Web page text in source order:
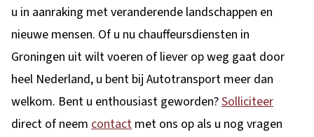
u in aanraking met veranderende landschappen en
nieuwe mensen. Of u nu chauffeursdiensten in
Groningen uit wilt voeren of liever op weg gaat door
heel Nederland, u bent bij Autotransport meer dan
welkom. Bent u enthousiast geworden?Solliciteer
direct of neem contact met ons op als u nog vragen